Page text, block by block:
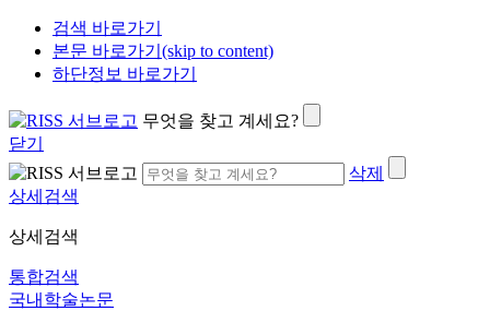
검색 바로가기
본문 바로가기(skip to content)
하단정보 바로가기
무엇을 찾고 계세요?
닫기
삭제
상세검색
상세검색
통합검색
국내학술논문